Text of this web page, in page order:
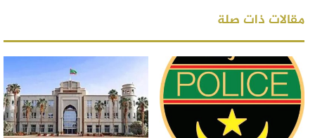
مقالات ذات صلة